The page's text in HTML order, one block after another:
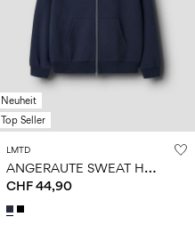
Neuheit
Top Seller
LMTD
A
NGERAUTE SWEAT HOODIE MIT REISSVERSCHLUSS
CHF 44,90